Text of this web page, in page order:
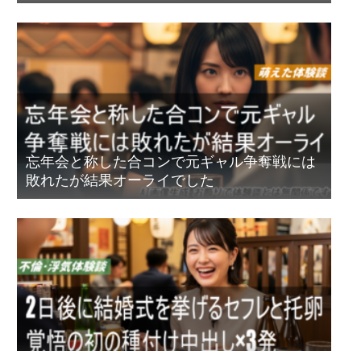
忘年会と称した合コンで元ギャル争奪戦には
敗れたが結果オーライでした